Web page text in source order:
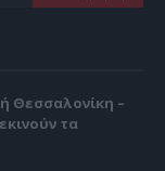
Θεσσαλονίκη –
τα